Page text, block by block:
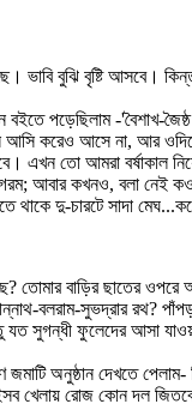
ভাবি বুঝি বৃষ্টি আসবে।
পড়েছিলাম -'বৈশাখ-
আসি করেও আসে না, আর
এখন তো আমরা বর্ষাকাল
আবার কখনও, বলা নেই
দু-চারটে সাদা
তোমার বাড়ির ছাতের
বলরাম-সুভদ্রার রথ?
যত সুগন্ধী ফুলেদের আসা
অনুষ্ঠান দেখতে
খেলায় রোজ কোন দল